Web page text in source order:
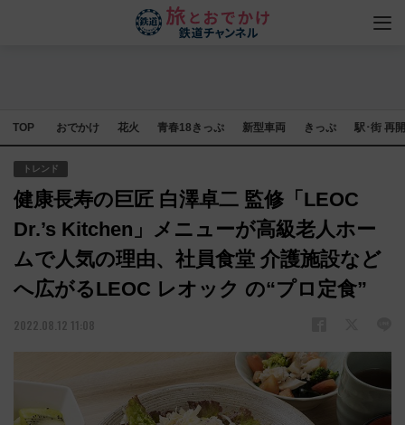
TOP おでかけ 花火 青春18きっぷ 新型車両 きっぷ 駅･街 再
トレンド
健康長寿の巨匠 白澤卓二 監修「LEOC
Dr.’s Kitchen」メニューが高級老人ホー
ムで人気の理由、社員食堂 介護施設など
へ広がるLEOC レオック の“プロ定食”
2022.08.12 11:08